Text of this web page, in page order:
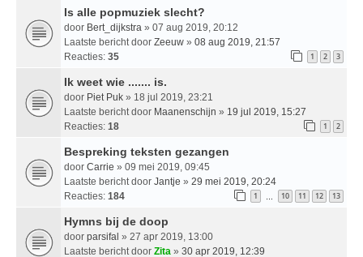
Is alle popmuziek slecht?
door Bert_dijkstra » 07 aug 2019, 20:12
Laatste bericht door Zeeuw » 08 aug 2019, 21:57
Reacties: 35 1 2 3
Ik weet wie ....... is.
door Piet Puk » 18 jul 2019, 23:21
Laatste bericht door Maanenschijn » 19 jul 2019, 15:27
Reacties: 18 1 2
Bespreking teksten gezangen
door Carrie » 09 mei 2019, 09:45
Laatste bericht door Jantje » 29 mei 2019, 20:24
Reacties: 184 1 … 10 11 12 13
Hymns bij de doop
door parsifal » 27 apr 2019, 13:00
Laatste bericht door Zita » 30 apr 2019, 12:39